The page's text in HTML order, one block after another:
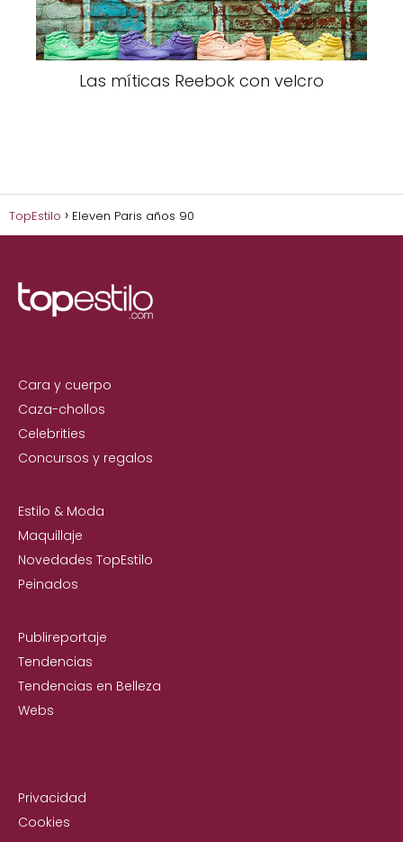
Las míticas Reebok con velcro
TopEstilo Eleven Paris años 90
Cara y cuerpo
Caza-chollos
Celebrities
Concursos y regalos
Estilo & Moda
Maquillaje
Novedades TopEstilo
Peinados
Publireportaje
Tendencias
Tendencias en Belleza
Webs
Privacidad
Cookies